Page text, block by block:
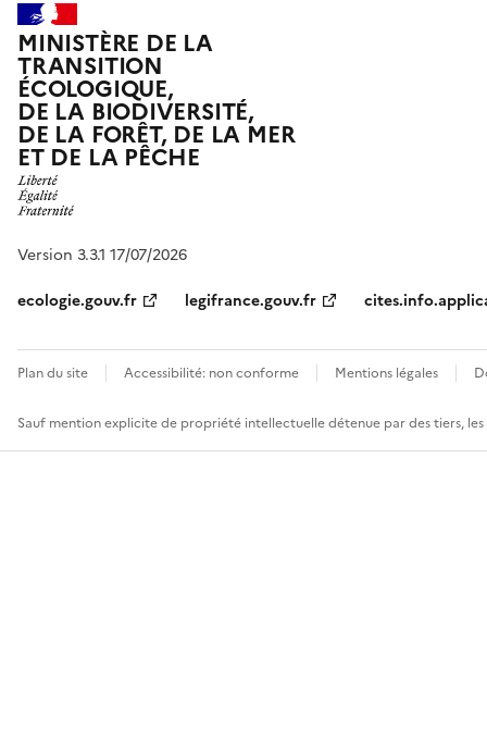
MINISTÈRE DE LA
TRANSITION
ÉCOLOGIQUE,
DE LA BIODIVERSITÉ,
DE LA FORÊT, DE LA MER
ET DE LA PÊCHE
Version 3.3.1 17/07/2026
ecologie.gouv.fr
legifrance.gouv.fr
Plan du site Accessibilité: non conforme Mentions légales
Sauf mention explicite de propriété intellectuelle détenue par des tiers,